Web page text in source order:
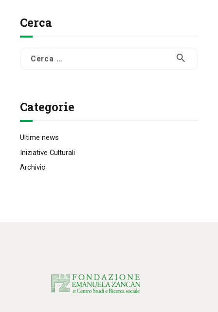
Cerca
Categorie
Ultime news
Iniziative Culturali
Archivio